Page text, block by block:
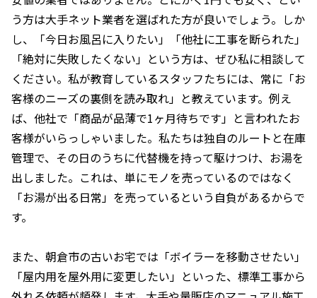
う方は大手ネット業者を選ばれた方が良いでしょう。しか
し、「今日お風呂に入りたい」「他社に工事を断られた」
「絶対に失敗したくない」という方は、ぜひ私に相談して
ください。私が教育しているスタッフたちには、常に「お
客様のニーズの裏側を読み取れ」と教えています。例え
ば、他社で「商品が品薄で1ヶ月待ちです」と言われたお
客様がいらっしゃいました。私たちは独自のルートと在庫
管理で、その日のうちに代替機を持って駆けつけ、お湯を
出しました。これは、単にモノを売っているのではなく
「お湯が出る日常」を売っているという自負があるからで
す。
また、朝倉市の古いお宅では「ボイラーを移動させたい」
「屋内用を屋外用に変更したい」といった、標準工事から